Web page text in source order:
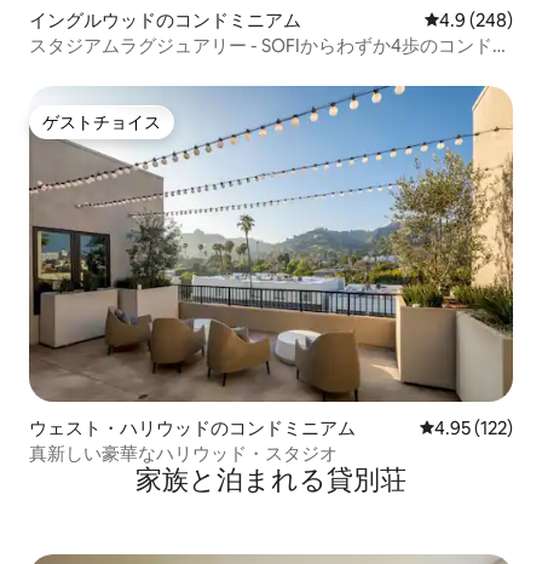
イングルウッドのコンドミニアム レビュー248
4.9 (248)
スタジアムラグジュアリー - SOFIからわずか4歩のコンドミ
ゲストチョイス
ゲストチョイス
ウェスト・ハリウッドのコンドミニアム レビュー122
4.95 (122)
真新しい豪華なハリウッド・スタジオ
家族と泊まれる貸別荘